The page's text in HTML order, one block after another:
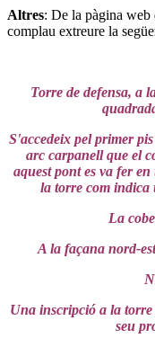
Altres: De la pàgina web
complau extreure la
Torre de defensa, a
S'accedeix pel primer
arc carpanell que el
aquest pont es va fer
la torre com indica
La
A la façana nord-
Una inscripció a la
seu